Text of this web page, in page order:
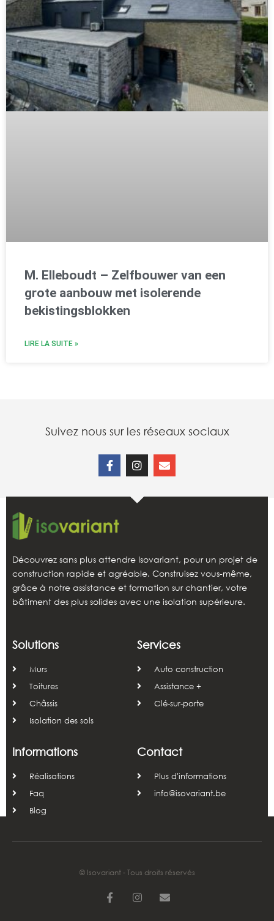
M. Elleboudt – Zelfbouwer van een
grote aanbouw met isolerende
bekistingsblokken
LIRE LA SUITE »
Suivez nous sur les réseaux sociaux
Découvrez sans plus attendre Isovariant, pour un projet de
construction rapide et agréable. Construisez vous-même,
grâce à notre assistance et formation sur chantier, votre
bâtiment des plus solides avec une isolation supérieure.
Solutions
Murs
Toitures
Châssis
Isolation des sols
Services
Auto construction
Assistance +
Clé-sur-porte
Informations
Réalisations
Faq
Blog
Contact
Plus d'informations
info@isovariant.be
© Isovariant - Tous droits réservés